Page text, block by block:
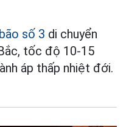
bão số 3 di chuyển
tốc độ 10-15
áp thấp nhiệt đới.